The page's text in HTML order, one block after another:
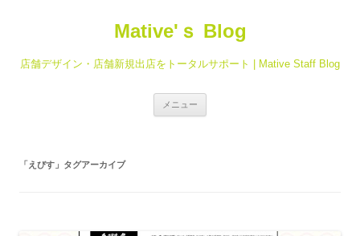
Mative'ｓ Blog
店舗デザイン・店舗新規出店をトータルサポート | Mative Staff Blog
メニュー
「えびす 」タグアーカイブ